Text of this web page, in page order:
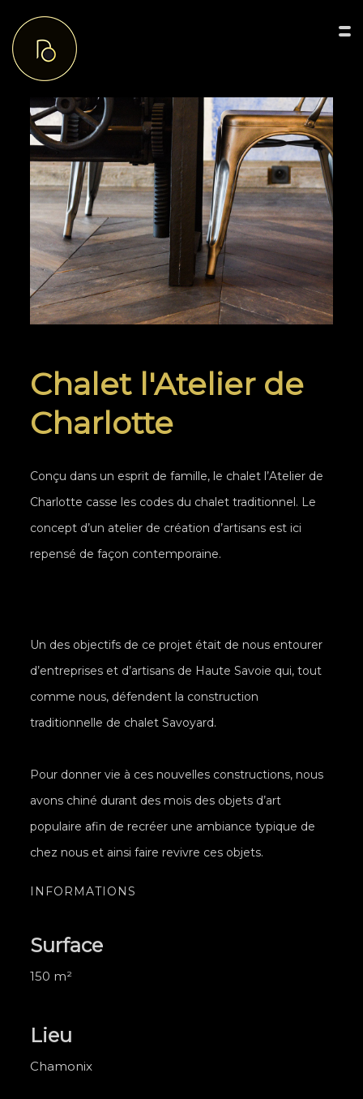
Chalet l'Atelier de
Charlotte
Conçu dans un esprit de famille, le chalet l’Atelier de
Charlotte casse les codes du chalet traditionnel. Le
concept d’un atelier de création d’artisans est ici
repensé de façon contemporaine.
Un des objectifs de ce projet était de nous entourer
d’entreprises et d’artisans de Haute Savoie qui, tout
comme nous, défendent la construction
traditionnelle de chalet Savoyard.
Pour donner vie à ces nouvelles constructions, nous
avons chiné durant des mois des objets d’art
populaire afin de recréer une ambiance typique de
chez nous et ainsi faire revivre ces objets.
INFORMATIONS
Surface
150 m²
Lieu
Chamonix